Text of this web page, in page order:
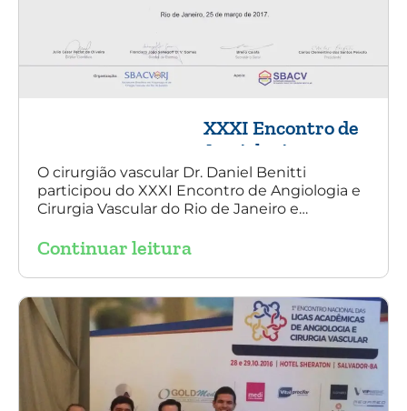
XXXI Encontro de
Angiologia e
Cirurgia Vascular
do Rio de Janeiro
O cirurgião vascular Dr. Daniel Benitti
participou do XXXI Encontro de Angiologia e
Cirurgia Vascular do Rio de Janeiro e
multilayer no tratamento de aneurisma
Continuar leitura